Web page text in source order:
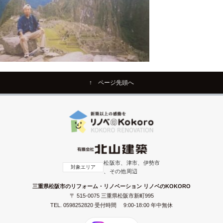
↑ ページ先頭へ
対象エリア
松阪市、津市、伊勢市
、その他周辺
三重県松阪市のリフォーム・リノベーション リノベのKOKORO
〒 515-0075 三重県松阪市新町995
TEL. 0598252820 受付時間 9:00-18:00 年中無休